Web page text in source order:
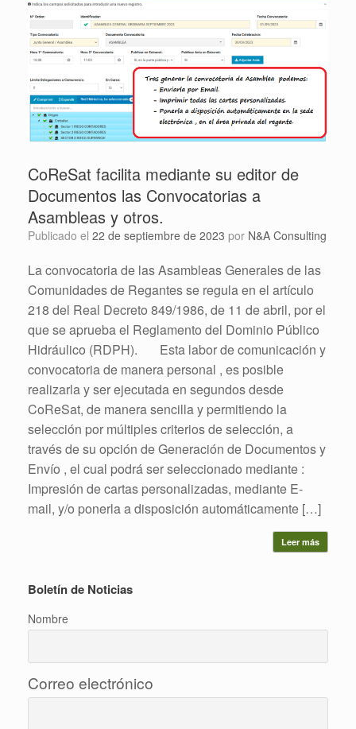
CoReSat facilita mediante su editor de
Documentos las Convocatorias a
Asambleas y otros.
Publicado el 22 de septiembre de 2023 por N&A Consulting
La convocatoria de las Asambleas Generales de las
Comunidades de Regantes se regula en el artículo
218 del Real Decreto 849/1986, de 11 de abril, por el
que se aprueba el Reglamento del Dominio Público
Hidráulico (RDPH). Esta labor de comunicación y
convocatoria de manera personal , es posible
realizarla y ser ejecutada en segundos desde
CoReSat, de manera sencilla y permitiendo la
selección por múltiples criterios de selección, a
través de su opción de Generación de Documentos y
Envío , el cual podrá ser seleccionado mediante :
Impresión de cartas personalizadas, mediante E-
mail, y/o ponerla a disposición automáticamente […]
Leer más
Boletín de Noticias
Nombre
Correo electrónico